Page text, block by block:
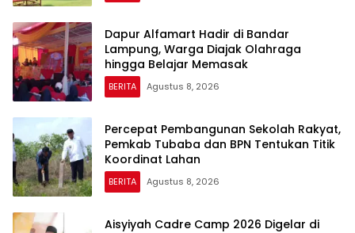
Dapur Alfamart Hadir di Bandar
Lampung, Warga Diajak Olahraga
hingga Belajar Memasak
BERITA Agustus 8, 2026
Percepat Pembangunan Sekolah Rakyat,
Pemkab Tubaba dan BPN Tentukan Titik
Koordinat Lahan
BERITA Agustus 8, 2026
Aisyiyah Cadre Camp 2026 Digelar di